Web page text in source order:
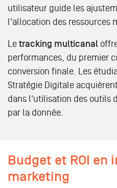
utilisateur guide les
l'allocation des ressources
Le tracking multicanal
performances, du premier
conversion finale. Les
Stratégie Digitale
dans l'utilisation des outils
par la donnée.
Budget et ROI en
marketing